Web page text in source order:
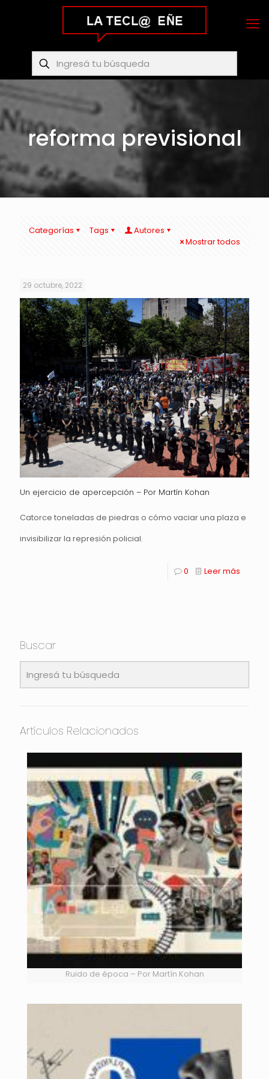
reforma previsional
Categorías Tags
Autores
Mostrar todos
29 octubre, 2022
Un ejercicio de apercepción – Por Martín Kohan
Catorce toneladas de piedras o cómo vaciar una plaza e
invisibilizar la represión policial.
0 Leer más
Buscar
Artículos Relacionados
Ruido de época – Por Martín Kohan